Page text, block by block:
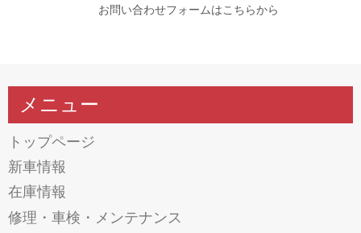
お問い合わせフォームはこちらから
メニュー
トップページ
新車情報
在庫情報
修理・車検・メンテナンス